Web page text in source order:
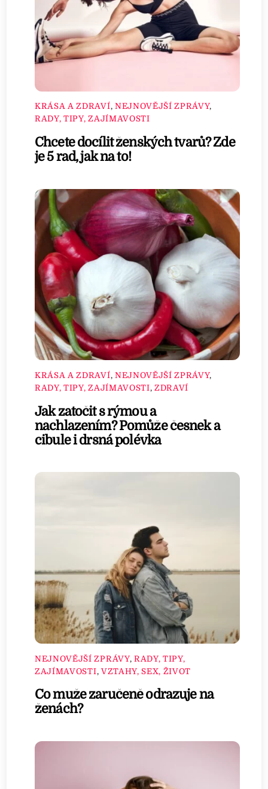
KRÁSA A ZDRAVÍ, NEJNOVĚJŠÍ ZPRÁVY,
RADY, TIPY, ZAJÍMAVOSTI
Chcete docílit ženských tvarů? Zde
je 5 rad, jak na to!
KRÁSA A ZDRAVÍ, NEJNOVĚJŠÍ ZPRÁVY,
RADY, TIPY, ZAJÍMAVOSTI, ZDRAVÍ
Jak zatočit s rýmou a
nachlazením? Pomůže česnek a
cibule i drsná polévka
NEJNOVĚJŠÍ ZPRÁVY, RADY, TIPY,
ZAJÍMAVOSTI, VZTAHY, SEX, ŽIVOT
Co muže zaručeně odrazuje na
ženách?